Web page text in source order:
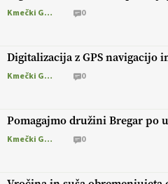
Kmečki Glas 0
Digitalizacija z GPS navigacijo
Kmečki Glas 0
Pomagajmo družini Bregar po
Kmečki Glas 0